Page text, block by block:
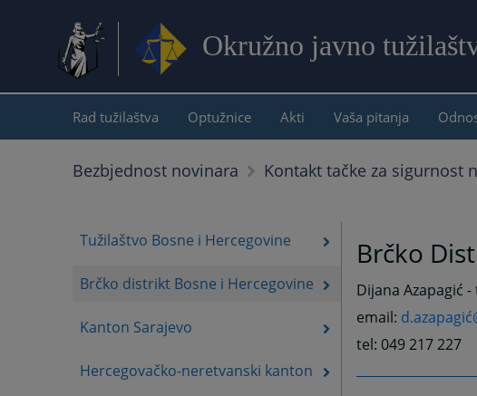
Okružno javno
Rad tužilaštva Optužnice Akti Vaša pitanja
Bezbjednost novinara Kontakt tačke za sigurnost
Tužilaštvo Bosne i Hercegovine
Brčko distrikt Bosne i Hercegovine
Kanton Sarajevo
Hercegovačko-neretvanski kanton
Brčko
Dijana Azapagić -
email:
tel: 049 217 227